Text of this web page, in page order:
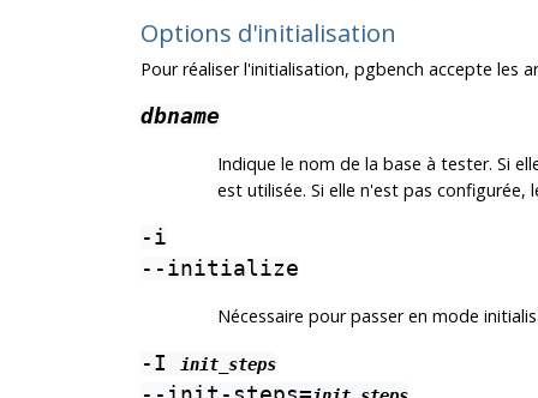
Options d'initialisation
Pour réaliser l'initialisation, pgbench accepte les
dbname
Indique le nom de la base à tester. Si
est utilisée. Si elle n'est pas
-i
--initialize
Nécessaire pour passer en mode
-I init_steps